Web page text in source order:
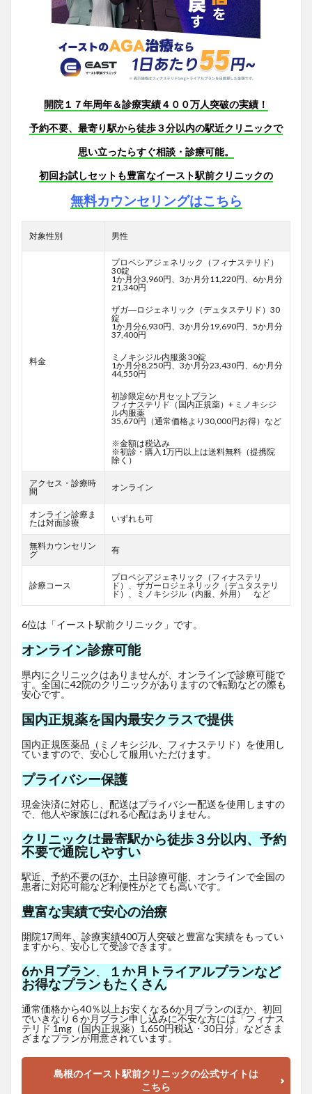
開院１７年周年＆診療実績４００万人突破の実績！
予約不要、最寄り駅から徒歩３分以内の駅近クリニックで
思い立ったらすぐ相談・診療可能。
初回お試しセットも豊富なイースト駅前クリニックの
無料カウンセリングはこちら
対象性別 男性
料金
プロペシアジェネリック（フィナステリド）
30錠
1か月分3,960円、3か月分11,220円、6か月分
21,340円
ザガ―ロジェネリック（デュタステリド）30
錠
1か月分6,930円、3か月分19,690円、5か月分
37,400円
ミノキシジル内服薬 30錠
1か月分8,250円、3か月分23,430円、6か月分
44,550円
初診限定6か月セットプラン
フィナステリド（国内正規薬）+ ミノキシジ
ル内服薬
35,670円（通常価格より30,000円お得）など
※金額は税込み
※初診・購入1万円以上は送料無料（提携院
除く）
アクセス・診療時
間
オンライン
オンライン診療ま
たは対面診療
いずれも可
無料カウンセリン
グ
有
診療コース
プロペシアジェネリック（フィナステリ
ド）、ザガーロジェネリック（デュタステリ
ド）、ミノキシジル（内服、外用） など
6位は「イースト駅前クリニック」です。
オンライン診療可能
県内にクリニックはありませんが、オンラインで診療可能で
す。全国に42院のクリニックがありますので転勤などの際も
安心です。
国内正規薬を国内最安クラスで提供
国内正規医薬品（ミノキシジル、フィナステリド）を使用し
ていますので、安心して服用いただけます。
プライバシー保護
現金決済に対応し、配送はプライバシー配送を使用しますの
で、他人や家族にばれる心配はありません。
クリニックは最寄駅から徒歩３分以内、予約
不要で通院しやすい
駅近、予約不要のほか、土日診療可能、オンラインで全国の
患者に対応可能など利便性がとても高いです。
豊富な実績で安心の治療
開院17周年、診療実績400万人突破と豊富な実績をもってい
ますから、安心して受診できます。
6か月プラン、１か月トライアルプランなど
お得なプランもたくさん
通常価格から40％以上お安くなる6か月プランのほか、初回
でいきなり６か月ブラン申し込みに不安な方には「フィナス
テリド 1mg（国内正規薬）1,650円税込・30日分」などさま
ざまなプランが用意されています。
島根のイースト駅前クリニックの公式サイトは
こちら